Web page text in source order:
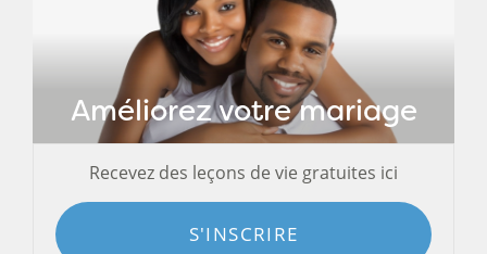
Améliorez votre mariage
Recevez des leçons de vie gratuites ici
S'INSCRIRE